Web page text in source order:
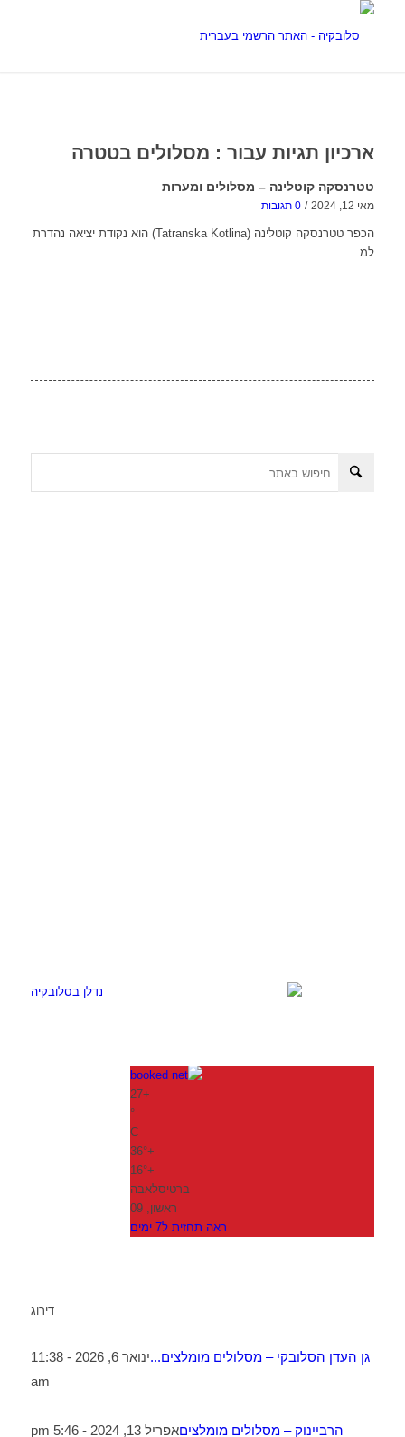
ארכיון תגיות עבור : מסלולים בטטרה
טטרנסקה קוטלינה – מסלולים ומערות
מאי 12, 2024 / 0 תגובות
הכפר טטרנסקה קוטלינה (Tatranska Kotlina) הוא נקודת יציאה נהדרת
למ…
+
27
°
C
+
36°
+
16°
ברטיסלאבה
ראשון, 09
ראה תחזית ל7 ימים
דירוג
גן העדן הסלובקי – מסלולים מומלצים...
ינואר 6, 2026 - 11:38
am
הרביינוק – מסלולים מומלציםאפריל 13, 2024 - 5:46 pm